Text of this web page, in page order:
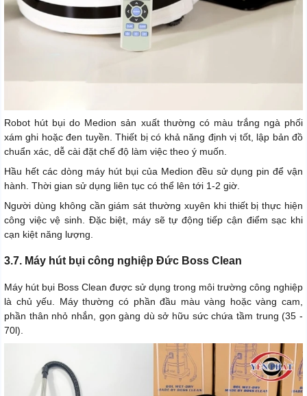
Robot hút bụi do Medion sản xuất thường có màu trắng ngà phối
xám ghi hoặc đen tuyền. Thiết bị có khả năng định vị tốt, lập bản đồ
chuẩn xác, dễ cài đặt chế độ làm việc theo ý muốn.
Hầu hết các dòng máy hút bụi của Medion đều sử dụng pin để vận
hành. Thời gian sử dụng liên tục có thể lên tới 1-2 giờ.
Người dùng không cần giám sát thường xuyên khi thiết bị thực hiện
công việc vệ sinh. Đặc biệt, máy sẽ tự động tiếp cận điểm sạc khi
cạn kiệt năng lượng.
3.7. Máy hút bụi công nghiệp Đức Boss Clean
Máy hút bụi Boss Clean được sử dụng trong môi trường công nghiệp
là chủ yếu. Máy thường có phần đầu màu vàng hoặc vàng cam,
phần thân nhỏ nhắn, gọn gàng dù sở hữu sức chứa tầm trung (35 -
70l).